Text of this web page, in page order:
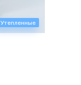
Утепленные